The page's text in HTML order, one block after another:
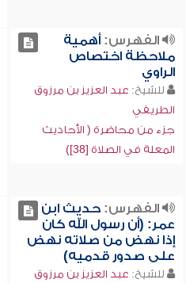
الفهرس:أهمية
ملاحظة اختصاص
الراوي
للشيخ: عبد العزيز بن مرزوق
الطريفي
جزء من محاضرة ( الأحاديث
المعلة في الصلاة [38])
الفهرس:حديث ابن
عمر: (أن رسول الله كان
إذا نهض من صلاته نهض
على صدور قدميه)
للشيخ: عبد العزيز بن مرزوق